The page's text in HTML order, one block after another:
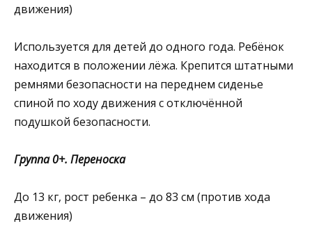
движения)
Используется для детей до одного года. Ребёнок
находится в положении лёжа. Крепится штатными
ремнями безопасности на переднем сиденье
спиной по ходу движения с отключённой
подушкой безопасности.
Группа 0+. Переноска
До 13 кг, рост ребенка – до 83 см (против хода
движения)